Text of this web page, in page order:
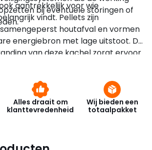
bij eventuele storingen of
aantrekkelijk voor wie
vindt. Pellets zijn
houtafval en vormen
energiebron met lage uitstoot. De
van deze kachel zorgt ervoor
energie optimaal wordt benut,
Alles draait om
klanttevredenheid
Wij bieden een
totaalpakket